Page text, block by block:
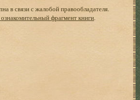
в связи с жалобой правообладателя.
фрагмент книги.